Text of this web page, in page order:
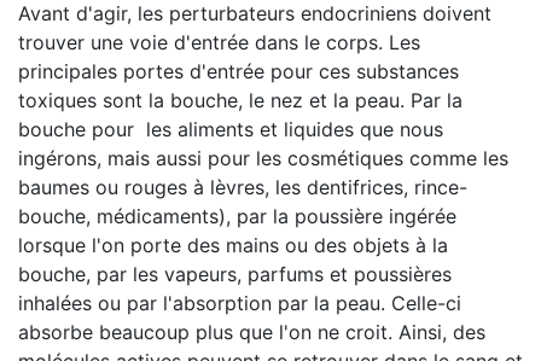
Avant d'agir, les perturbateurs endocriniens doivent
trouver une voie d'entrée dans le corps. Les
principales portes d'entrée pour ces substances
toxiques sont la bouche, le nez et la peau. Par la
bouche pour les aliments et liquides que nous
ingérons, mais aussi pour les cosmétiques comme les
baumes ou rouges à lèvres, les dentifrices, rince-
bouche, médicaments), par la poussière ingérée
lorsque l'on porte des mains ou des objets à la
bouche, par les vapeurs, parfums et poussières
inhalées ou par l'absorption par la peau. Celle-ci
absorbe beaucoup plus que l'on ne croit. Ainsi, des